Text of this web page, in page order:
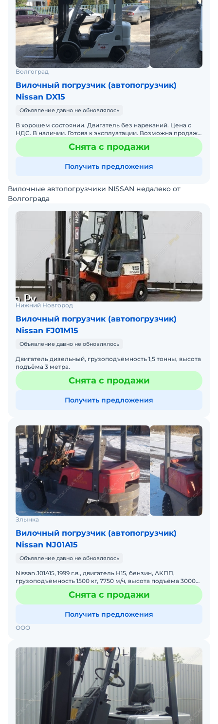
Волгоград
Вилочный погрузчик (автопогрузчик)
Nissan DX15
Объявление давно не обновлялось
В хорошем состоянии. Двигатель без нареканий. Цена с
НДС. В наличии. Готова к эксплуатации. Возможна продажа
в лизинг.
Снята с продажи
Получить предложения
Вилочные автопогрузчики NISSAN недалеко от
Волгограда
Нижний Новгород
Вилочный погрузчик (автопогрузчик)
Nissan FJ01M15
Объявление давно не обновлялось
Двигатель дизельный, грузоподъёмность 1,5 тонны, высота
подъёма 3 метра.
Снята с продажи
Получить предложения
Злынка
Вилочный погрузчик (автопогрузчик)
Nissan NJ01A15
Объявление давно не обновлялось
Nissan J01A15, 1999 г.в., двигатель Н15, бензин, АКПП,
грузоподъёмность 1500 кг, 7750 м/ч, высота подъёма 3000
мм. Брянская обл., г. Злынка, 280000 руб. Торг. W
Снята с продажи
Получить предложения
ООО